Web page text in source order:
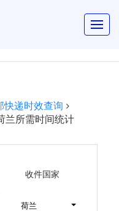
快递时效查询
兰所需时间统计
收件国家
荷兰